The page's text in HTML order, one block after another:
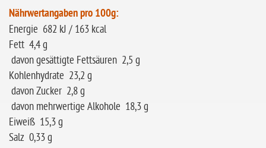
Nährwertangaben pro 100g:
Energie 682 kJ / 163 kcal
Fett 4,4 g
davon gesättigte Fettsäuren 2,5 g
Kohlenhydrate 23,2 g
davon Zucker 2,8 g
davon mehrwertige Alkohole 18,3 g
Eiweiß 15,3 g
Salz 0,33 g